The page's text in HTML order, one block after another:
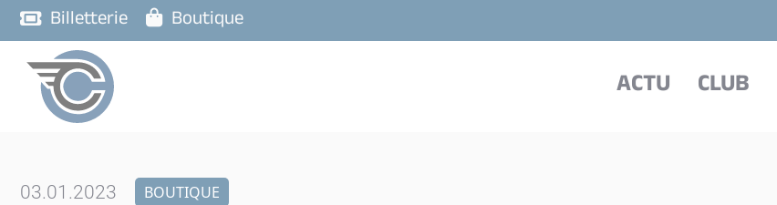
Billetterie Boutique
ACTU CLUB
03.01.2023 BOUTIQUE